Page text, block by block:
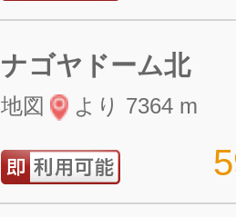
ナゴヤドーム北
地図 より 7364 m